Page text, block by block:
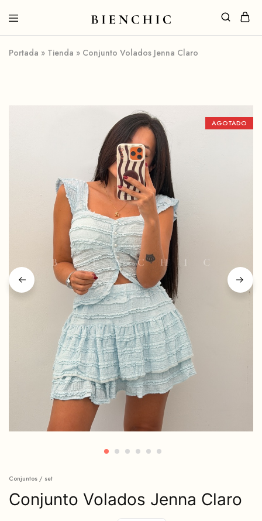
Portada » Tienda » Conjunto Volados Jenna Claro
AGOTADO
Conjuntos / set
Conjunto Volados Jenna Claro